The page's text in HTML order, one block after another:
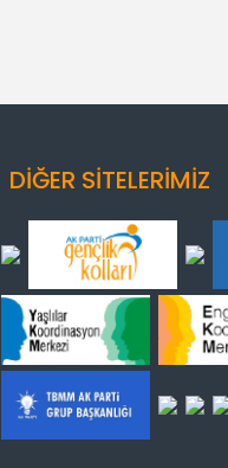
DİĞER SİTELERİMİZ